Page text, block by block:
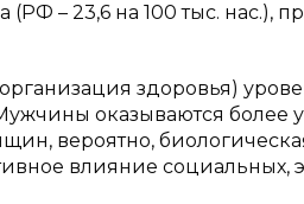
(РФ – 23,6 на 100 тыс. нас.),
здоровья)
оказываются
вероятно,
влияние социальных,